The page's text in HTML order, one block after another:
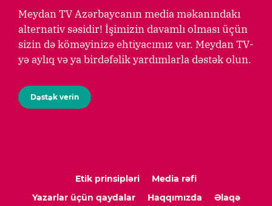
Meydan TV Azərbaycanın media məkanındakı
alternativ səsidir! İşimizin davamlı olması üçün
sizin də köməyinizə ehtiyacımız var. Meydan TV-
yə aylıq və ya birdəfəlik yardımlarla dəstək olun.
Dəstək verin
Etik prinsipləri
Media rəfi
Yazarlar üçün qaydalar
Haqqımızda
Əlaqə